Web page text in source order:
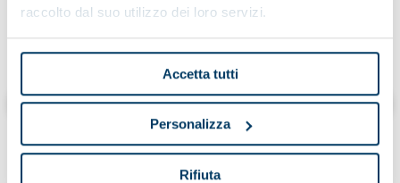
raccolto dal suo utilizzo dei loro servizi.
Accetta tutti
Personalizza
Rifiuta
Cliccando “invia” dichiaro di aver letto l’informativa
Send